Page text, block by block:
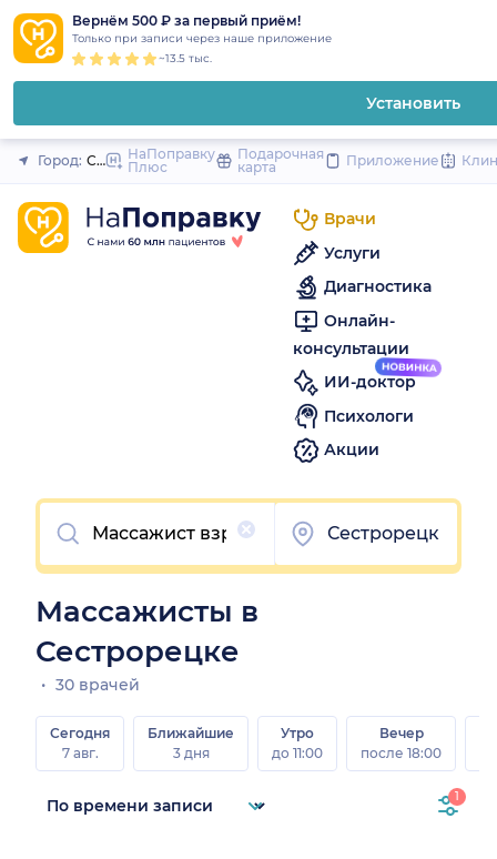
Вернём 500 ₽ за первый приём!
Только при записи через наше приложение
~13.5 тыс.
Установить
Закрыть
Город: Сестрорецк (Санкт-Петербург и область)
НаПоправку
Плюс
Подарочная
карта
Приложение
Врачи
Услуги
Диагностика
Онлайн-
консультации
ИИ-доктор
Психологи
Акции
Очистить
Сестрорецк
Массажисты в
Сестрорецке
30 врачей
Сегодня
7 авг.
Ближайшие
3 дня
Утро
до 11:00
Вечер
после 18:00
1